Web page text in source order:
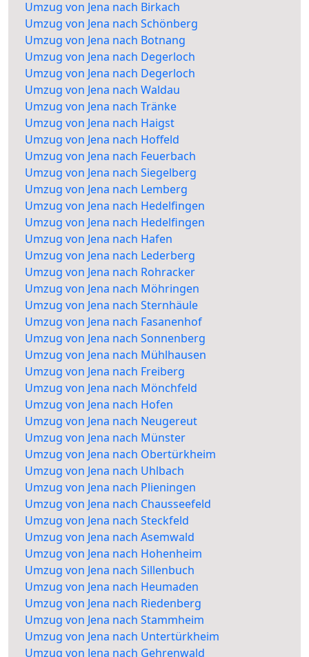
Umzug von Jena nach Birkach
Umzug von Jena nach Schönberg
Umzug von Jena nach Botnang
Umzug von Jena nach Degerloch
Umzug von Jena nach Degerloch
Umzug von Jena nach Waldau
Umzug von Jena nach Tränke
Umzug von Jena nach Haigst
Umzug von Jena nach Hoffeld
Umzug von Jena nach Feuerbach
Umzug von Jena nach Siegelberg
Umzug von Jena nach Lemberg
Umzug von Jena nach Hedelfingen
Umzug von Jena nach Hedelfingen
Umzug von Jena nach Hafen
Umzug von Jena nach Lederberg
Umzug von Jena nach Rohracker
Umzug von Jena nach Möhringen
Umzug von Jena nach Sternhäule
Umzug von Jena nach Fasanenhof
Umzug von Jena nach Sonnenberg
Umzug von Jena nach Mühlhausen
Umzug von Jena nach Freiberg
Umzug von Jena nach Mönchfeld
Umzug von Jena nach Hofen
Umzug von Jena nach Neugereut
Umzug von Jena nach Münster
Umzug von Jena nach Obertürkheim
Umzug von Jena nach Uhlbach
Umzug von Jena nach Plieningen
Umzug von Jena nach Chausseefeld
Umzug von Jena nach Steckfeld
Umzug von Jena nach Asemwald
Umzug von Jena nach Hohenheim
Umzug von Jena nach Sillenbuch
Umzug von Jena nach Heumaden
Umzug von Jena nach Riedenberg
Umzug von Jena nach Stammheim
Umzug von Jena nach Untertürkheim
Umzug von Jena nach Gehrenwald